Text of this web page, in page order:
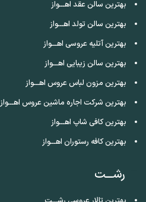
بهترین سالن عقد اهـــواز
بهترین سالن تولد اهـــواز
بهترین آتلیه عروسی اهـــواز
بهترین سالن زیبایی اهـــواز
بهترین مزون لباس عروس اهـــواز
بهترین شرکت اجاره ماشین عروس اهـــواز
بهترین کافی شاپ اهـــواز
بهترین کافه رستوران اهـــواز
رشـــت